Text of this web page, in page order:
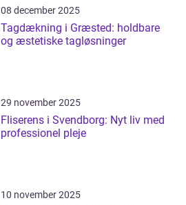
08 december 2025
Tagdækning i Græsted: holdbare
og æstetiske tagløsninger
29 november 2025
Fliserens i Svendborg: Nyt liv med
professionel pleje
10 november 2025